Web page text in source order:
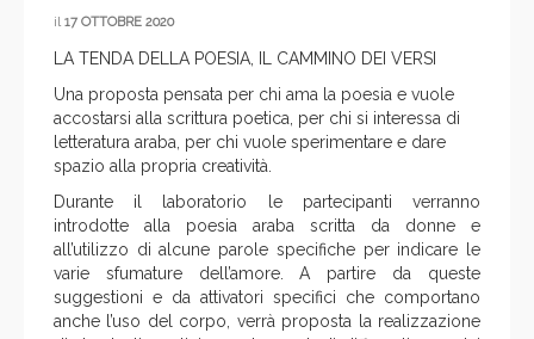
il 17 OTTOBRE 2020
LA TENDA DELLA POESIA, IL CAMMINO DEI VERSI
Una proposta pensata per chi ama la poesia e vuole
accostarsi alla scrittura poetica, per chi si interessa di
letteratura araba, per chi vuole sperimentare e dare
spazio alla propria creatività.
Durante il laboratorio le partecipanti verranno
introdotte alla poesia araba scritta da donne e
all’utilizzo di alcune parole specifiche per indicare le
varie sfumature dell’amore. A partire da queste
suggestioni e da attivatori specifici che comportano
anche l’uso del corpo, verrà proposta la realizzazione